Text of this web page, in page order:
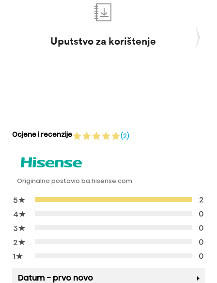
Uputstvo za korištenje
Ocjene i recenzije (2)
Originalno postavio ba.hisense.com
5★
2
4★
0
3★
0
2★
0
1★
0
Datum - prvo novo